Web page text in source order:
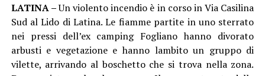
sicurezza: due secchi in plastica contenenti
rispettivamente 4,8 kg e 4 kg di cocaina in fase di
raffinazione, un ingente quantitativo di sostanze da
taglio, 27 sacchi di pellet da 15 kg ciascuno,
verosimilmente intrisi di stupefacente e oggetto di
LATINA –Un violento incendio è in corso in Via Casilina
Sud al Lido di Latina. Le fiamme partite in uno sterrato
nei pressi dell’ex camping Fogliano hanno divorato
arbusti e vegetazione e hanno lambito un gruppo di
vilette, arrivando al boschetto che si trova nella zona.